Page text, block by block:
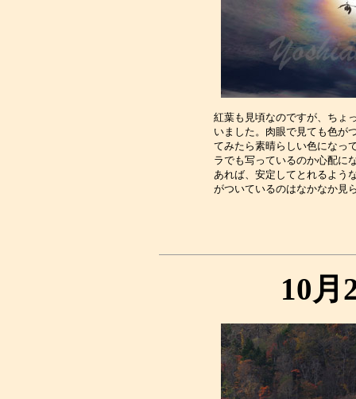
紅葉も見頃なのですが、ちょ
いました。肉眼で見ても色が
てみたら素晴らしい色になっ
ラでも写っているのか心配に
あれば、安定してとれるよう
10月